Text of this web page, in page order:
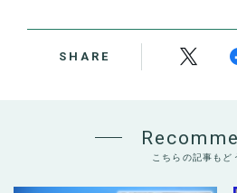
SHARE
こちらの記事もど